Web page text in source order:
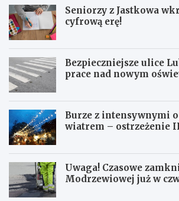
Seniorzy z Jastkowa
cyfrową erę!
Bezpieczniejsze ulice
prace nad nowym
Burze z intensywnymi
wiatrem – ostrzeżenie
Uwaga! Czasowe
Modrzewiowej już w
S
B